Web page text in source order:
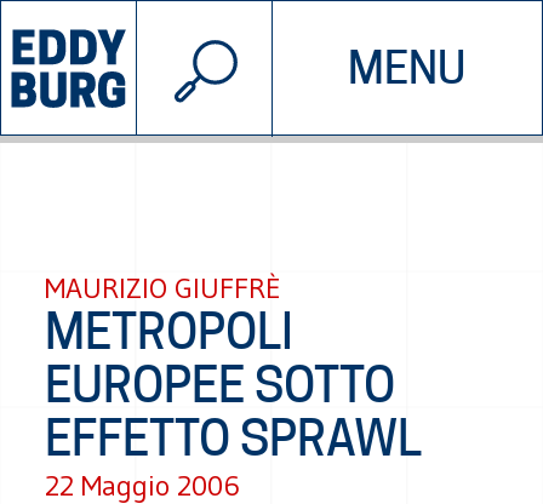
MENU
INIZIATIVE CHI SIAMO
© 2026 EDDYBURG
MAURIZIO GIUFFRÈ
METROPOLI
EUROPEE SOTTO
EFFETTO SPRAWL
22 Maggio 2006